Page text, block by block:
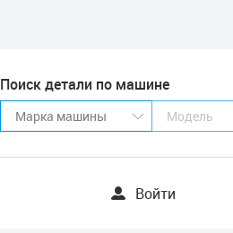
Поиск детали по машине
Войти